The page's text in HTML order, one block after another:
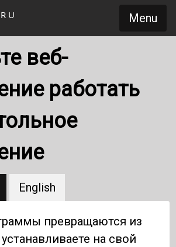
Menu
RU
веб-
работать
English
превращаются из
на свой